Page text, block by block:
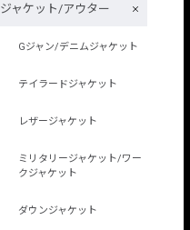
ジャケット/アウター
Gジャン/デニムジャケット
テイラードジャケット
レザージャケット
ミリタリージャケット/ワー
クジャケット
ダウンジャケット